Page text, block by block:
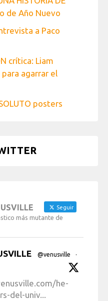
de Año Nuevo
a Paco
crítica: Liam
agarrar el
posters
Seguir
más mutante de
@venusville
·
he-
del-univ...